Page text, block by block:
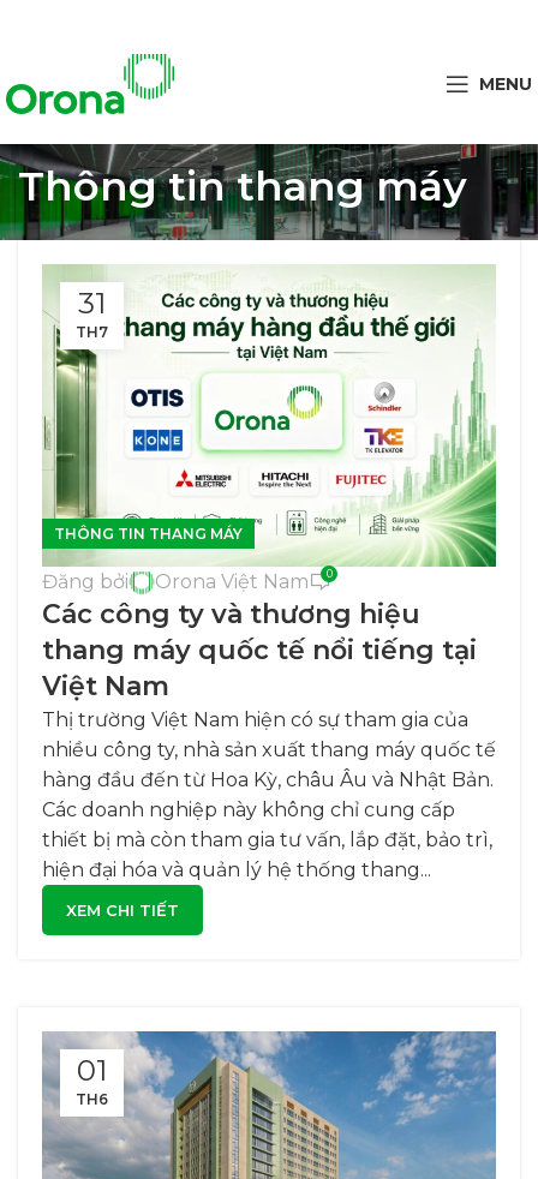
MENU
Thông tin thang máy
31
TH7
THÔNG TIN THANG MÁY
Đăng bởi Orona Việt Nam 0
Các công ty và thương hiệu
thang máy quốc tế nổi tiếng tại
Việt Nam
Thị trường Việt Nam hiện có sự tham gia của
nhiều công ty, nhà sản xuất thang máy quốc tế
hàng đầu đến từ Hoa Kỳ, châu Âu và Nhật Bản.
Các doanh nghiệp này không chỉ cung cấp
thiết bị mà còn tham gia tư vấn, lắp đặt, bảo trì,
hiện đại hóa và quản lý hệ thống thang...
XEM CHI TIẾT
01
TH6